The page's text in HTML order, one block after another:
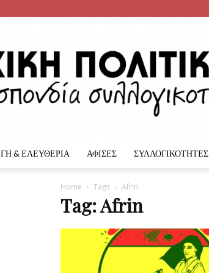
Πολιτική
ΓΗ & ΕΛΕΥΘΕΡΙΑ ΑΦΙΣΕΣ ΣΥΛΛΟΓΙΚΟΤΗΤΕΣ
Home Tags Afrin
Tag: Afrin